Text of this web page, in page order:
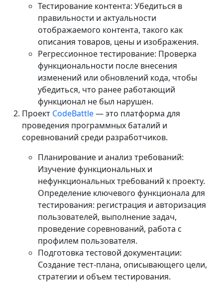
Тестирование контента: Убедиться в
правильности и актуальности
отображаемого контента, такого как
описания товаров, цены и изображения.
Регрессионное тестирование: Проверка
функциональности после внесения
изменений или обновлений кода, чтобы
убедиться, что ранее работающий
функционал не был нарушен.
Проект CodeBattle— это платформа для
проведения программных баталий и
соревнований среди разработчиков.
Планирование и анализ требований:
Изучение функциональных и
нефункциональных требований к проекту.
Определение ключевого функционала для
тестирования: регистрация и авторизация
пользователей, выполнение задач,
проведение соревнований, работа с
профилем пользователя.
Подготовка тестовой документации:
Создание тест-плана, описывающего цели,
стратегии и объем тестирования.